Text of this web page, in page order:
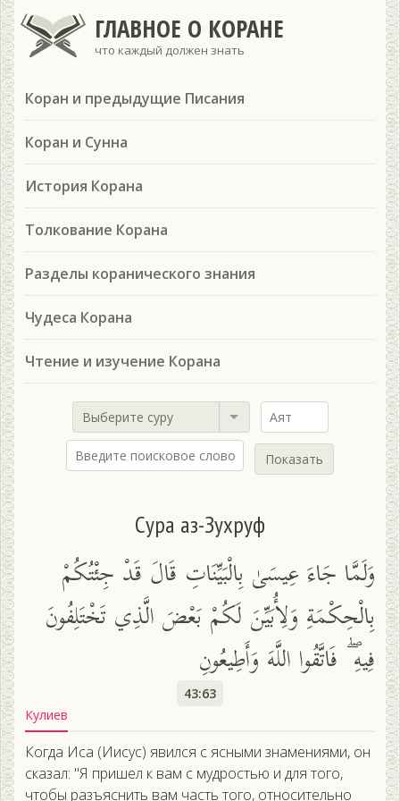
ГЛАВНОЕ О КОРАНЕ
что каждый должен знать
Коран и предыдущие Писания
Коран и Сунна
История Корана
Толкование Корана
Разделы коранического знания
Чудеса Корана
Чтение и изучение Корана
Выберите суру
Показать
Сура аз-Зухруф
وَلَمَّا جَاءَ عِيسَىٰ بِالْبَيِّنَاتِ قَالَ قَدْ جِئْتُكُمْ
بِالْحِكْمَةِ وَلِأُبَيِّنَ لَكُمْ بَعْضَ الَّذِي تَخْتَلِفُونَ
فِيهِ ۖ فَاتَّقُوا اللَّهَ وَأَطِيعُونِ
43:63
Кулиев
Когда Иса (Иисус) явился с ясными знамениями, он
сказал: "Я пришел к вам с мудростью и для того,
чтобы разъяснить вам часть того, относительно